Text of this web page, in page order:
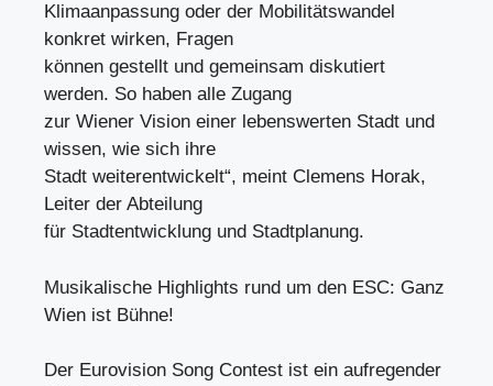
Klimaanpassung oder der Mobilitätswandel
konkret wirken, Fragen
können gestellt und gemeinsam diskutiert
werden. So haben alle Zugang
zur Wiener Vision einer lebenswerten Stadt und
wissen, wie sich ihre
Stadt weiterentwickelt“, meint Clemens Horak,
Leiter der Abteilung
für Stadtentwicklung und Stadtplanung.
Musikalische Highlights rund um den ESC: Ganz
Wien ist Bühne!
Der Eurovision Song Contest ist ein aufregender